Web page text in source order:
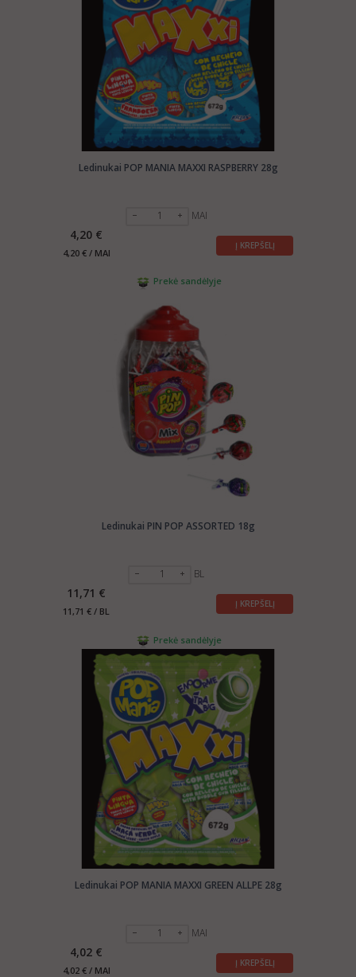
Ledinukai POP MANIA MAXXI RASPBERRY 28g
MAI
4,20 €
4,20 € / MAI
Į KREPŠELĮ
Prekė sandėlyje
Ledinukai PIN POP ASSORTED 18g
BL
11,71 €
11,71 € / BL
Į KREPŠELĮ
Prekė sandėlyje
Ledinukai POP MANIA MAXXI GREEN ALLPE 28g
MAI
4,02 €
4,02 € / MAI
Į KREPŠELĮ